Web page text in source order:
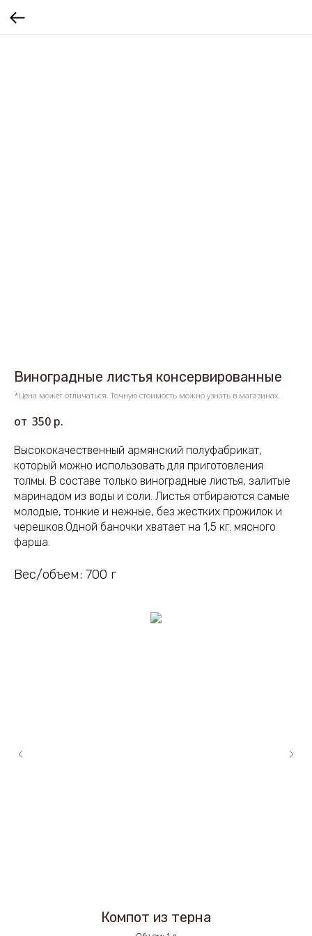
Виноградные листья консервированные
*Цена может отличаться. Точную стоимость можно узнать в магазинах.
350 р.
Высококачественный армянский полуфабрикат,
который можно использовать для приготовления
толмы. В составе только виноградные листья, залитые
маринадом из воды и соли. Листья отбираются самые
молодые, тонкие и нежные, без жестких прожилок и
черешков.Одной баночки хватает на 1,5 кг. мясного
фарша.
Вес/объем: 700 г
Компот из терна